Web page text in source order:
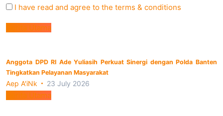
I have read and agree to the terms & conditions
Berita Utama
Anggota DPD RI Ade Yuliasih Perkuat Sinergi dengan Polda Banten
Tingkatkan Pelayanan Masyarakat
Aep A'iNk 23 July 2026
Berita Utama